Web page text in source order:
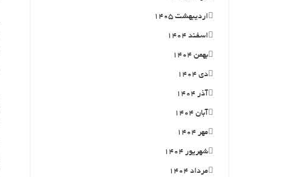
اردیبهشت ۱۴۰۵
اسفند ۱۴۰۴
بهمن ۱۴۰۴
دی ۱۴۰۴
آذر ۱۴۰۴
آبان ۱۴۰۴
مهر ۱۴۰۴
شهریور ۱۴۰۴
مرداد ۱۴۰۴